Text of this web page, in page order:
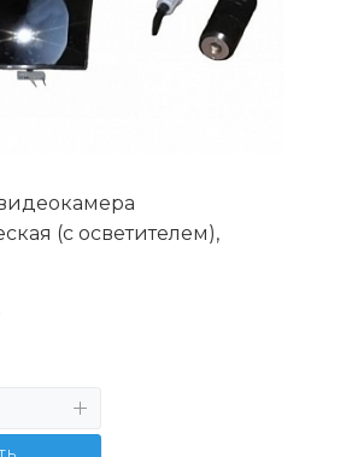
(с осветителем),